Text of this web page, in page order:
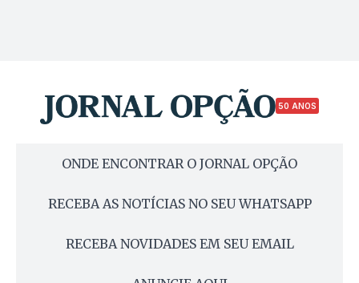
50 ANOS
ONDE ENCONTRAR O JORNAL OPÇÃO
RECEBA AS NOTÍCIAS NO SEU WHATSAPP
RECEBA NOVIDADES EM SEU EMAIL